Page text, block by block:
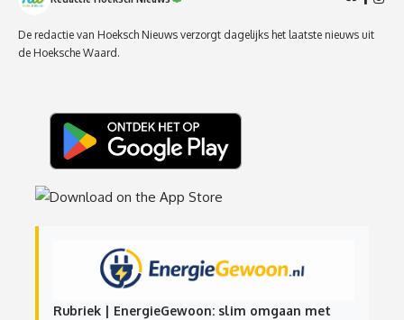
De redactie van Hoeksch Nieuws verzorgt dagelijks het laatste nieuws uit
de Hoeksche Waard.
Rubriek | EnergieGewoon: slim omgaan met